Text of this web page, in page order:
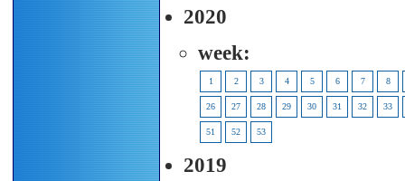
2020
week:
1 2 3 4 5 6 7 8
26 27 28 29 30 31 32 33
51 52 53
2019